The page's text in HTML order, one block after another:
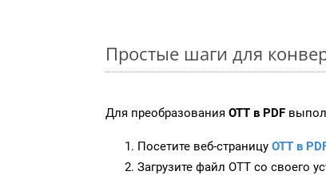
Простые шаги для
Для преобразования OTT в PDF
Посетите веб-страницу OTT в
Загрузите файл OTT со своего